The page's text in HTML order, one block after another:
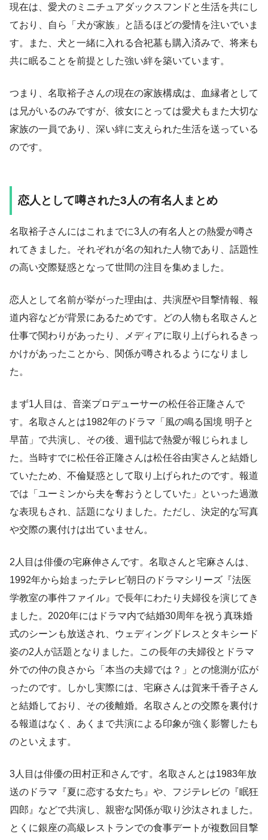
現在は、愛犬のミニチュアダックスフンドと生活を共にし
ており、自ら「犬が家族」と語るほどの愛情を注いでいま
す。また、犬と一緒に入れる合祀墓も購入済みで、将来も
共に眠ることを前提とした強い絆を築いています。
つまり、名取裕子さんの現在の家族構成は、血縁者として
は兄がいるのみですが、彼女にとっては愛犬もまた大切な
家族の一員であり、深い絆に支えられた生活を送っている
のです。
恋人として噂された3人の有名人まとめ
名取裕子さんにはこれまでに3人の有名人との熱愛が噂さ
れてきました。それぞれが名の知れた人物であり、話題性
の高い交際疑惑となって世間の注目を集めました。
恋人として名前が挙がった理由は、共演歴や目撃情報、報
道内容などが背景にあるためです。どの人物も名取さんと
仕事で関わりがあったり、メディアに取り上げられるきっ
かけがあったことから、関係が噂されるようになりまし
た。
まず1人目は、音楽プロデューサーの松任谷正隆さんで
す。名取さんとは1982年のドラマ「風の鳴る国境 明子と
早苗」で共演し、その後、週刊誌で熱愛が報じられまし
た。当時すでに松任谷正隆さんは松任谷由実さんと結婚し
ていたため、不倫疑惑として取り上げられたのです。報道
では「ユーミンから夫を奪おうとしていた」といった過激
な表現もされ、話題になりました。ただし、決定的な写真
や交際の裏付けは出ていません。
2人目は俳優の宅麻伸さんです。名取さんと宅麻さんは、
1992年から始まったテレビ朝日のドラマシリーズ『法医
学教室の事件ファイル』で長年にわたり夫婦役を演じてき
ました。2020年にはドラマ内で結婚30周年を祝う真珠婚
式のシーンも放送され、ウェディングドレスとタキシード
姿の2人が話題となりました。この長年の夫婦役とドラマ
外での仲の良さから「本当の夫婦では？」との憶測が広が
ったのです。しかし実際には、宅麻さんは賀来千香子さん
と結婚しており、その後離婚。名取さんとの交際を裏付け
る報道はなく、あくまで共演による印象が強く影響したも
のといえます。
3人目は俳優の田村正和さんです。名取さんとは1983年放
送のドラマ『夏に恋する女たち』や、フジテレビの『眠狂
四郎』などで共演し、親密な関係が取り沙汰されました。
とくに銀座の高級レストランでの食事デートが複数回目撃